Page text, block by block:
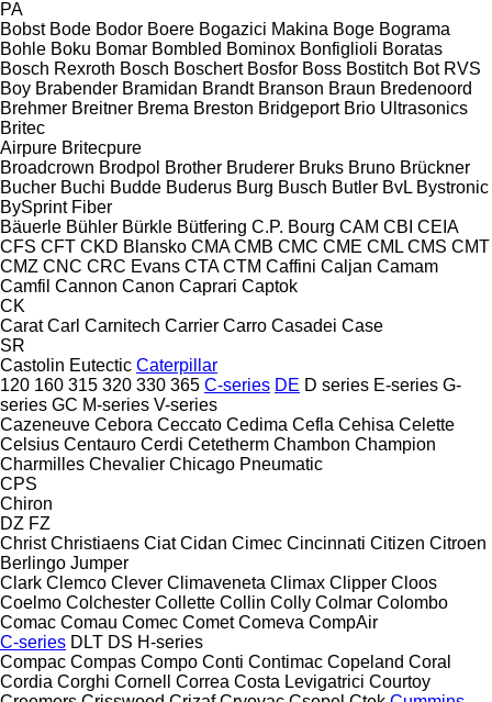
PA
Bobst Bode Bodor Boere Bogazici Makina Boge Bograma
Bohle Boku Bomar Bombled Bominox Bonfiglioli Boratas
Bosch Rexroth Bosch Boschert Bosfor Boss Bostitch Bot RVS
Boy Brabender Bramidan Brandt Branson Braun Bredenoord
Brehmer Breitner Brema Breston Bridgeport Brio Ultrasonics
Britec
Airpure Britecpure
Broadcrown Brodpol Brother Bruderer Bruks Bruno Brückner
Bucher Buchi Budde Buderus Burg Busch Butler BvL Bystronic
BySprint Fiber
Bäuerle Bühler Bürkle Bütfering C.P. Bourg CAM CBI CEIA
CFS CFT CKD Blansko CMA CMB CMC CME CML CMS CMT
CMZ CNC CRC Evans CTA CTM Caffini Caljan Camam
Camfil Cannon Canon Caprari Captok
CK
Carat Carl Carnitech Carrier Carro Casadei Case
SR
Castolin Eutectic Caterpillar
120 160 315 320 330 365 C-series DE D series E-series G-
series GC M-series V-series
Cazeneuve Cebora Ceccato Cedima Cefla Cehisa Celette
Celsius Centauro Cerdi Cetetherm Chambon Champion
Charmilles Chevalier Chicago Pneumatic
CPS
Chiron
DZ FZ
Christ Christiaens Ciat Cidan Cimec Cincinnati Citizen Citroen
Berlingo Jumper
Clark Clemco Clever Climaveneta Climax Clipper Cloos
Coelmo Colchester Collette Collin Colly Colmar Colombo
Comac Comau Comec Comet Comeva CompAir
C-series DLT DS H-series
Compac Compas Compo Conti Contimac Copeland Coral
Cordia Corghi Cornell Correa Costa Levigatrici Courtoy